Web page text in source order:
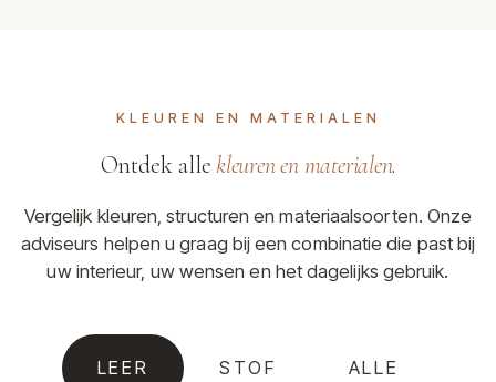
KLEUREN EN MATERIALEN
Ontdek alle kleuren en materialen.
Vergelijk kleuren, structuren en materiaalsoorten. Onze
adviseurs helpen u graag bij een combinatie die past bij
uw interieur, uw wensen en het dagelijks gebruik.
LEER STOF ALLE